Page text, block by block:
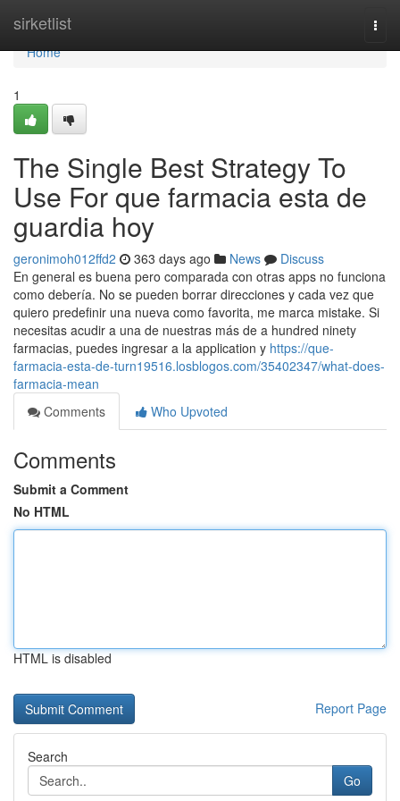
sirketlist
Home
Home
1
The Single Best Strategy To
Use For que farmacia esta de
guardia hoy
geronimoh012ffd2 363 days ago News
Discuss
En general es buena pero comparada con otras apps no funciona
como debería. No se pueden borrar direcciones y cada vez que
quiero predefinir una nueva como favorita, me marca mistake. Si
necesitas acudir a una de nuestras más de a hundred ninety
farmacias, puedes ingresar a la application y https://que-
farmacia-esta-de-turn19516.losblogos.com/35402347/what-does-
farmacia-mean
Comments
Who Upvoted
Comments
Submit a Comment
No HTML
HTML is disabled
Report Page
Search
Go